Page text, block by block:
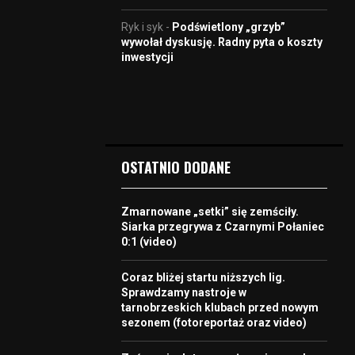
Ryk i syk - Podświetlony „grzyb”
wywołał dyskusję. Radny pyta o koszty
inwestycji
OSTATNIO DODANE
Zmarnowane „setki” się zemściły.
Siarka przegrywa z Czarnymi Połaniec
0:1 (video)
Coraz bliżej startu niższych lig.
Sprawdzamy nastroje w
tarnobrzeskich klubach przed nowym
sezonem (fotoreportaż oraz video)